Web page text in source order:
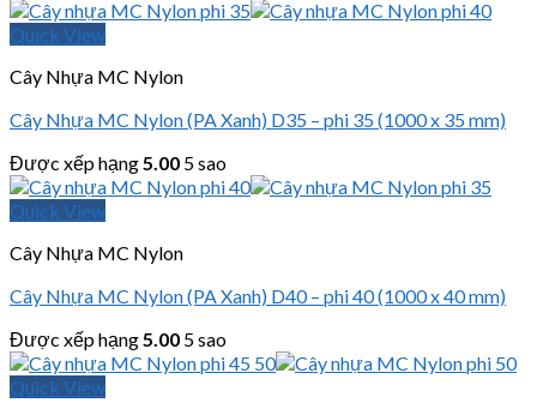
Quick View
Cây Nhựa MC Nylon
Cây Nhựa MC Nylon (PA Xanh) D35 – phi 35 (1000 x 35 mm)
Được xếp hạng5.00 5 sao
Quick View
Cây Nhựa MC Nylon
Cây Nhựa MC Nylon (PA Xanh) D40 – phi 40 (1000 x 40 mm)
Được xếp hạng5.00 5 sao
Quick View